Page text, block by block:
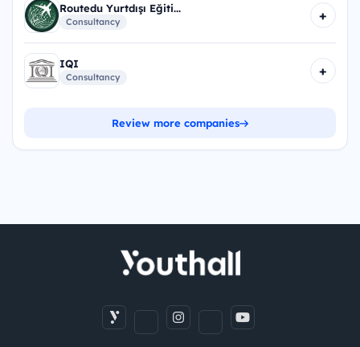
Routedu Yurtdışı Eğiti...
Consultancy +
IQI
Consultancy +
Review more companies